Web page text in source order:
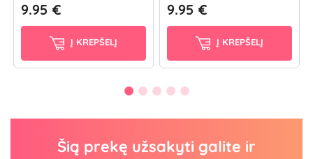
9.95 €
Į KREPŠELĮ
9.95 €
Į KREPŠELĮ
Šią prekę užsakyti galite ir